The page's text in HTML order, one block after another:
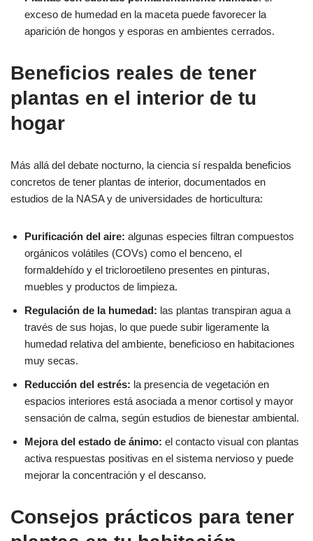
exceso de humedad en la maceta puede favorecer la
aparición de hongos y esporas en ambientes cerrados.
Beneficios reales de tener
plantas en el interior de tu
hogar
Más allá del debate nocturno, la ciencia sí respalda beneficios
concretos de tener plantas de interior, documentados en
estudios de la NASA y de universidades de horticultura:
Purificación del aire: algunas especies filtran compuestos
orgánicos volátiles (COVs) como el benceno, el
formaldehído y el tricloroetileno presentes en pinturas,
muebles y productos de limpieza.
Regulación de la humedad: las plantas transpiran agua a
través de sus hojas, lo que puede subir ligeramente la
humedad relativa del ambiente, beneficioso en habitaciones
muy secas.
Reducción del estrés: la presencia de vegetación en
espacios interiores está asociada a menor cortisol y mayor
sensación de calma, según estudios de bienestar ambiental.
Mejora del estado de ánimo: el contacto visual con plantas
activa respuestas positivas en el sistema nervioso y puede
mejorar la concentración y el descanso.
Consejos prácticos para tener